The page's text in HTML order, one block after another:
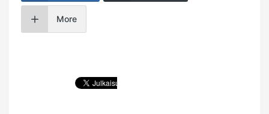
More